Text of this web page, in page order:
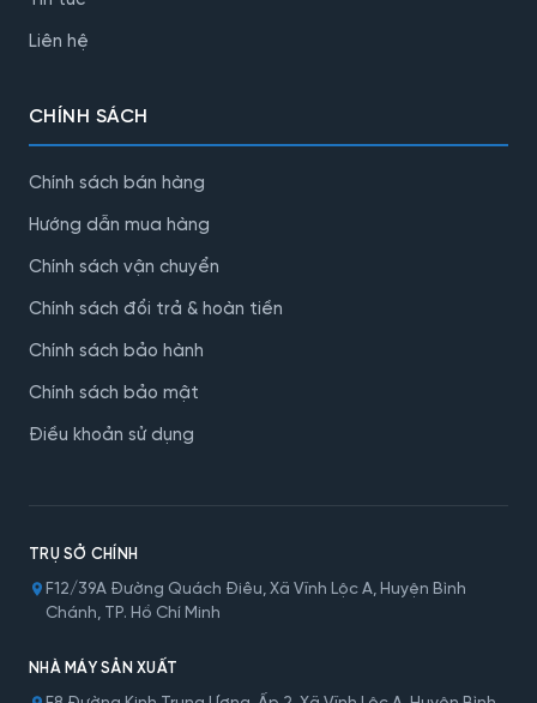
Liên hệ
CHÍNH SÁCH
Chính sách bán hàng
Hướng dẫn mua hàng
Chính sách vận chuyển
Chính sách đổi trả & hoàn tiền
Chính sách bảo hành
Chính sách bảo mật
Điều khoản sử dụng
TRỤ SỞ CHÍNH
F12/39A Đường Quách Điêu, Xã Vĩnh Lộc A, Huyện Bình
Chánh, TP. Hồ Chí Minh
NHÀ MÁY SẢN XUẤT